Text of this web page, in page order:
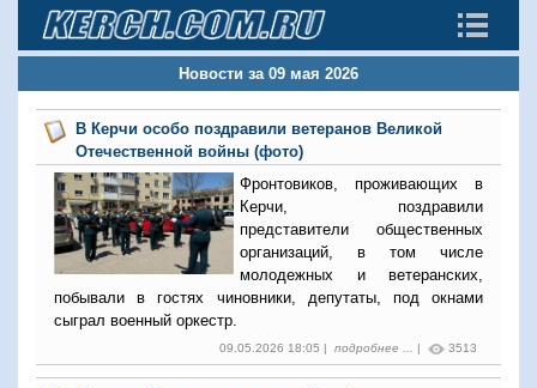
Новости за 09 мая 2026
В Керчи особо поздравили ветеранов Великой
Отечественной войны (фото)
Фронтовиков, проживающих в
Керчи, поздравили
представители общественных
организаций, в том числе
молодежных и ветеранских,
побывали в гостях чиновники, депутаты, под окнами
сыграл военный оркестр.
09.05.2026 18:05 | подробнее ... | 3513